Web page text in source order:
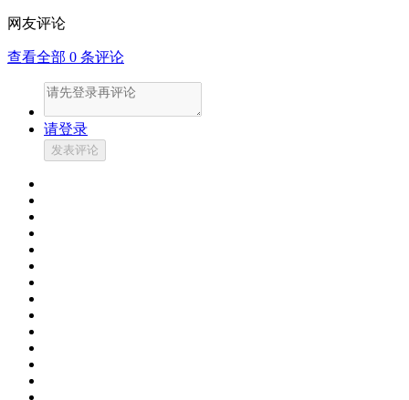
网友评论
查看全部 0 条评论
请登录